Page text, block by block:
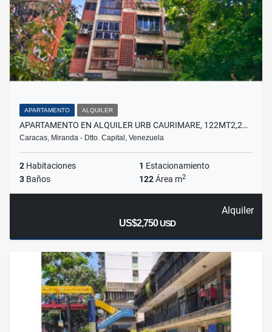
APARTAMENTO ALQUILER
APARTAMENTO EN ALQUILER URB CAURIMARE, 122MT2,2…
Caracas, Miranda - Dtto. Capital, Venezuela
2 Habitaciones 1 Estacionamiento
3 Baños 122Área m2
Alquiler
US$2,750USD